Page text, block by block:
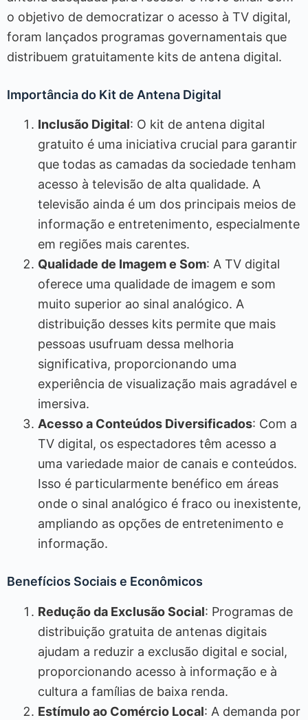
o objetivo de democratizar o acesso à TV digital,
foram lançados programas governamentais que
distribuem gratuitamente kits de antena digital.
Importância do Kit de Antena Digital
Inclusão Digital: O kit de antena digital
gratuito é uma iniciativa crucial para garantir
que todas as camadas da sociedade tenham
acesso à televisão de alta qualidade. A
televisão ainda é um dos principais meios de
informação e entretenimento, especialmente
em regiões mais carentes.
Qualidade de Imagem e Som: A TV digital
oferece uma qualidade de imagem e som
muito superior ao sinal analógico. A
distribuição desses kits permite que mais
pessoas usufruam dessa melhoria
significativa, proporcionando uma
experiência de visualização mais agradável e
imersiva.
Acesso a Conteúdos Diversificados: Com a
TV digital, os espectadores têm acesso a
uma variedade maior de canais e conteúdos.
Isso é particularmente benéfico em áreas
onde o sinal analógico é fraco ou inexistente,
ampliando as opções de entretenimento e
informação.
Benefícios Sociais e Econômicos
Redução da Exclusão Social: Programas de
distribuição gratuita de antenas digitais
ajudam a reduzir a exclusão digital e social,
proporcionando acesso à informação e à
cultura a famílias de baixa renda.
Estímulo ao Comércio Local: A demanda por